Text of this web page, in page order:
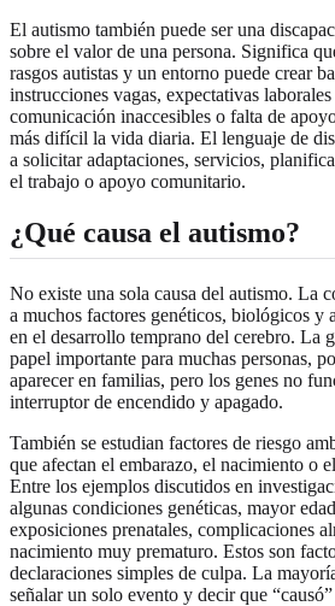
El autismo también puede ser una
sobre el valor de una persona. Significa
rasgos autistas y un entorno puede crear
instrucciones vagas, expectativas
comunicación inaccesibles o falta de
más difícil la vida diaria. El lenguaje de
a solicitar adaptaciones, servicios,
el trabajo o apoyo comunitario.
¿Qué causa el autismo?
No existe una sola causa del autismo. La
a muchos factores genéticos, biológicos y
en el desarrollo temprano del cerebro. La
papel importante para muchas personas,
aparecer en familias, pero los genes no
interruptor de encendido y apagado.
También se estudian factores de riesgo
que afectan el embarazo, el nacimiento o
Entre los ejemplos discutidos en
algunas condiciones genéticas, mayor
exposiciones prenatales, complicaciones
nacimiento muy prematuro. Estos son
declaraciones simples de culpa. La
señalar un solo evento y decir que